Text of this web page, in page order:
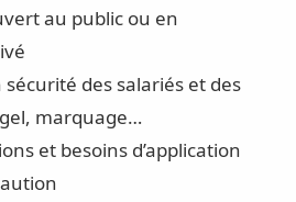
au public ou en
des salariés et des
marquage…
et besoins d’application